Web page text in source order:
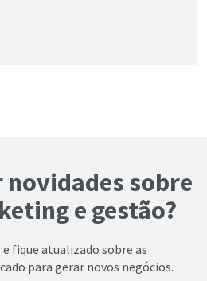
novidades sobre
e gestão?
fique atualizado sobre as
para gerar novos negócios.